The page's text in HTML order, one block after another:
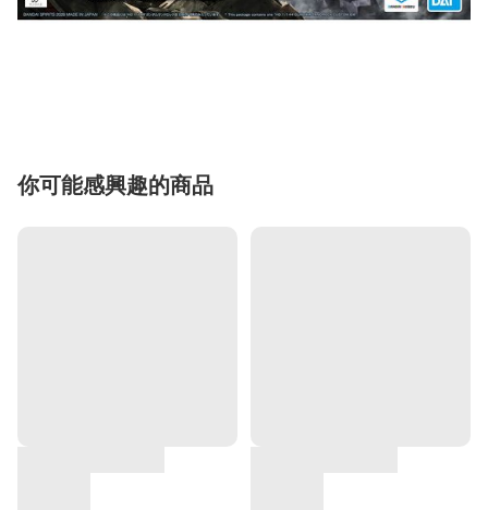
你可能感興趣的商品